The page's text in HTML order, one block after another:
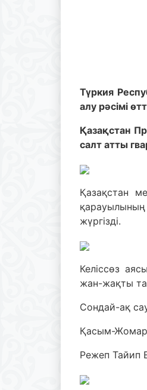
Түркия
алу рәсімі
Қазақстан
салт атты
Қазақстан
қарауылының
жүргізді.
Келіссөз
жан-жақты
Сондай-ақ
Қасым-
Режеп Тайип